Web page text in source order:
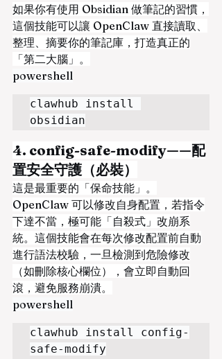
如果你有使用 Obsidian 做筆記的習慣，
這個技能可以讓 OpenClaw 直接讀取、
整理、摘要你的筆記庫，打造真正的
「第二大腦」。
powershell
clawhub install
obsidian
4. config-safe-modify——配
置安全守護（必裝）
這是最重要的「保命技能」。
OpenClaw 可以修改自身配置，若指令
下達不當，極可能「自殺式」改崩系
統。這個技能會在每次修改配置前自動
進行語法校驗，一旦檢測到危險修改
（如刪除核心欄位），會立即自動回
滾，避免服務崩潰。
powershell
clawhub install config-
safe-modify